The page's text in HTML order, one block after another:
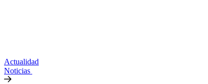
Actualidad
Noticias